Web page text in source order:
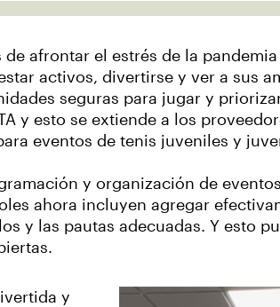
afrontar el estrés de la
activos, divertirse y ver a sus
seguras para jugar y
y esto se extiende a los
eventos de tenis juveniles y
y organización de
ahora incluyen agregar
y las pautas adecuadas. Y esto
y